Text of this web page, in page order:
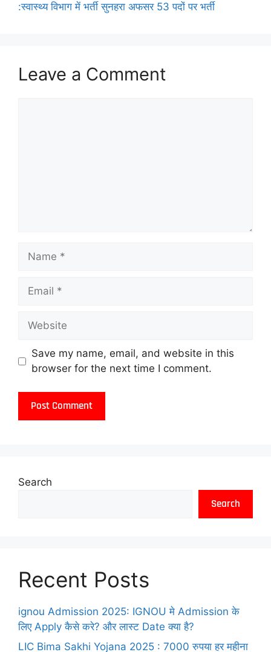
:स्वास्थ्य विभाग में भर्ती सुनहरा अफसर 53 पदों पर भर्ती
Leave a Comment
Save my name, email, and website in this
browser for the next time I comment.
Search
Search
Recent Posts
ignou Admission 2025: IGNOU मे Admission के
लिए Apply कैसे करे? और लास्ट Date क्या है?
LIC Bima Sakhi Yojana 2025 : 7000 रुपया हर महीना